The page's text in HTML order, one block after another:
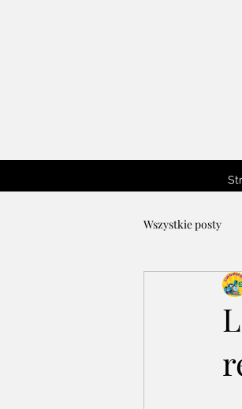
Wszystkie posty
Konkurs
Warsztaty